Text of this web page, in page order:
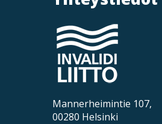
Mannerheimintie 107,
00280 Helsinki